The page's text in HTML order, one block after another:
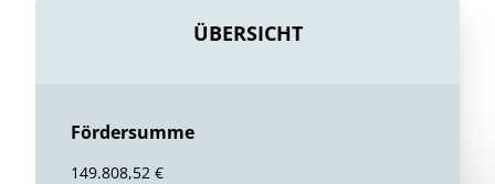
ÜBERSICHT
Fördersumme
149.808,52 €